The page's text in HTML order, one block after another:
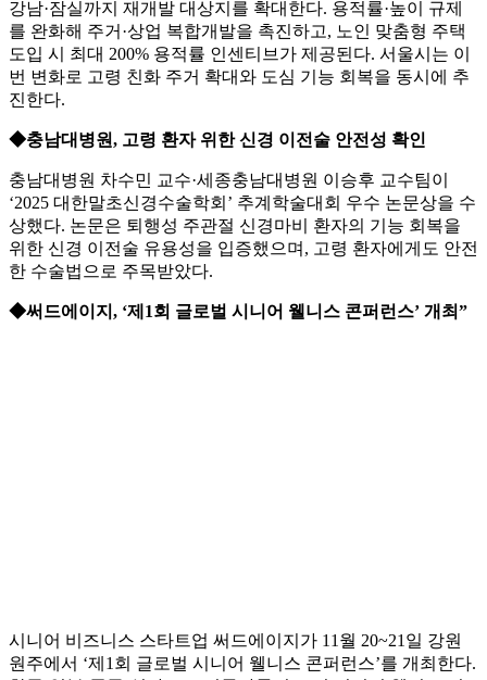
강남·잠실까지 재개발 대상지를 확대한다. 용적률·높이 규제
를 완화해 주거·상업 복합개발을 촉진하고, 노인 맞춤형 주택
도입 시 최대 200% 용적률 인센티브가 제공된다. 서울시는 이
번 변화로 고령 친화 주거 확대와 도심 기능 회복을 동시에 추
진한다.
◆충남대병원, 고령 환자 위한 신경 이전술 안전성 확인
충남대병원 차수민 교수·세종충남대병원 이승후 교수팀이
‘2025 대한말초신경수술학회’ 추계학술대회 우수 논문상을 수
상했다. 논문은 퇴행성 주관절 신경마비 환자의 기능 회복을
위한 신경 이전술 유용성을 입증했으며, 고령 환자에게도 안전
한 수술법으로 주목받았다.
◆써드에이지, ‘제1회 글로벌 시니어 웰니스 콘퍼런스’ 개최”
시니어 비즈니스 스타트업 써드에이지가 11월 20~21일 강원
원주에서 ‘제1회 글로벌 시니어 웰니스 콘퍼런스’를 개최한다.